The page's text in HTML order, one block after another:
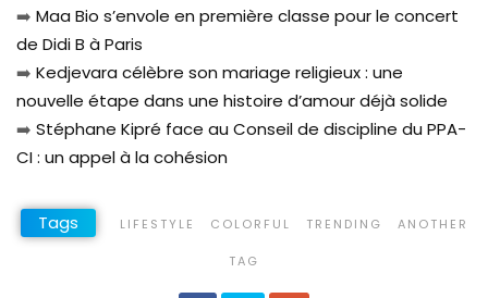
➡️ Maa Bio s’envole en première classe pour le concert
de Didi B à Paris
➡️ Kedjevara célèbre son mariage religieux : une
nouvelle étape dans une histoire d’amour déjà solide
➡️ Stéphane Kipré face au Conseil de discipline du PPA-
CI : un appel à la cohésion
Tags LIFESTYLE COLORFUL TRENDING ANOTHER
TAG